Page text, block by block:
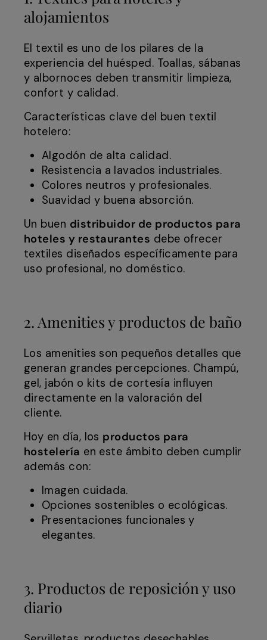
alojamientos
El textil es uno de los pilares de la
experiencia del huésped. Toallas, sábanas
y albornoces deben transmitir limpieza,
confort y calidad.
Características clave del buen textil
hotelero:
Algodón de alta calidad.
Resistencia a lavados industriales.
Colores neutros y profesionales.
Suavidad y buena absorción.
Un buen distribuidor de productos para
hoteles y restaurantes debe ofrecer
textiles diseñados específicamente para
uso profesional, no doméstico.
2. Amenities y productos de baño
Los amenities son pequeños detalles que
generan grandes percepciones. Champú,
gel, jabón o kits de cortesía influyen
directamente en la valoración del
cliente.
Hoy en día, los productos para
hostelería en este ámbito deben cumplir
además con:
Imagen cuidada.
Opciones sostenibles o ecológicas.
Presentaciones funcionales y
elegantes.
3. Productos de reposición y uso
diario